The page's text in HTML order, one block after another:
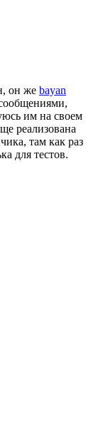
он же bayan
им на своем
реализована
там как раз
для тестов.